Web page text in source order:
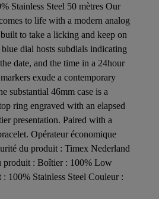
Stainless Steel 50 mètres Our
to life with a modern analog
to take a licking and keep on
dial hosts subdials indicating
date, and the time in a 24hour
exude a contemporary
substantial 46mm case is a
ring engraved with an elapsed
presentation. Paired with a
Opérateur économique
du produit : Timex Nederland
produit : Boîtier : 100% Low
100% Stainless Steel Couleur :